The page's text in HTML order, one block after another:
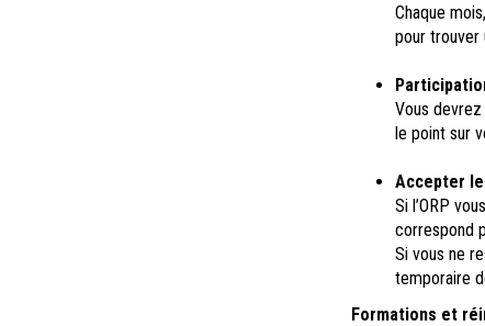
Chaque
pour trouver
Vous
le point sur
Accepter
Si l’ORP
correspond
Si vous ne
temporaire
Formations et